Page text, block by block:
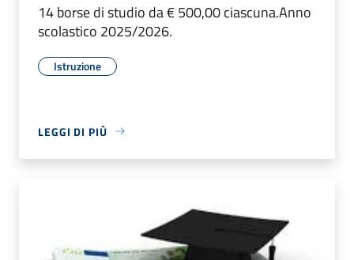
14 borse di studio da € 500,00 ciascuna.Anno
scolastico 2025/2026.
Istruzione
LEGGI DI PIÙ